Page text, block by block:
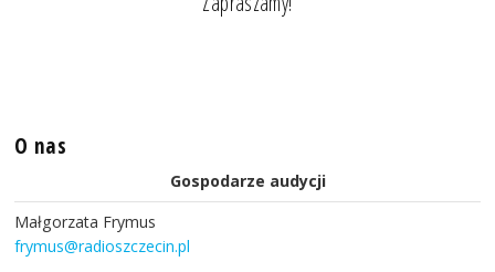
O nas
Gospodarze audycji
Małgorzata Frymus
frymus@radioszczecin.pl